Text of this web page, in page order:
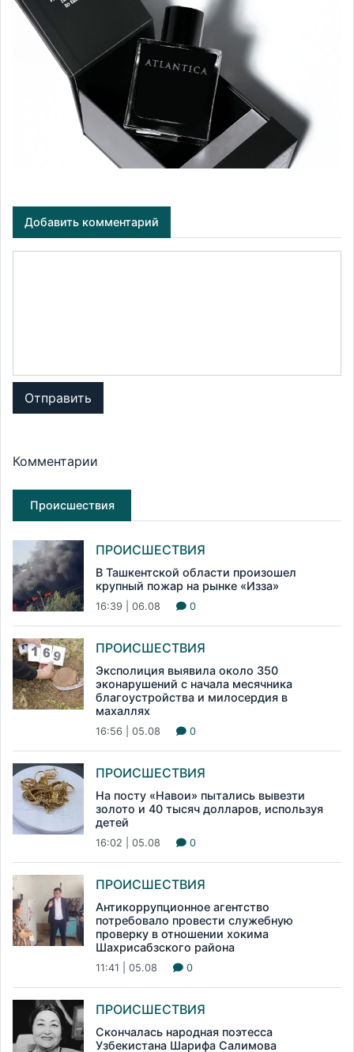
Добавить комментарий
Отправить
Комментарии
Происшествия
ПРОИСШЕСТВИЯ
В Ташкентской области произошел
крупный пожар на рынке «Изза»
16:39 | 06.08 0
ПРОИСШЕСТВИЯ
Эксполиция выявила около 350
эконарушений с начала месячника
благоустройства и милосердия в
махаллях
16:56 | 05.08 0
ПРОИСШЕСТВИЯ
На посту «Навои» пытались вывезти
золото и 40 тысяч долларов, используя
детей
16:02 | 05.08 0
ПРОИСШЕСТВИЯ
Антикоррупционное агентство
потребовало провести служебную
проверку в отношении хокима
Шахрисабзского района
11:41 | 05.08 0
ПРОИСШЕСТВИЯ
Скончалась народная поэтесса
Узбекистана Шарифа Салимова